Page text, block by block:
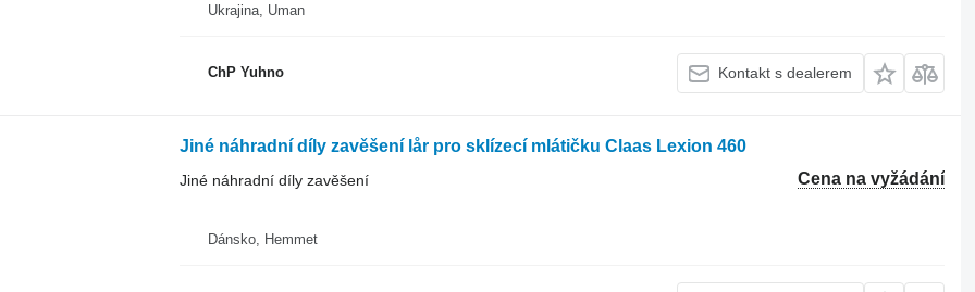
Ukrajina, Uman
ChP Yuhno Kontakt s dealerem
Jiné náhradní díly zavěšení lår pro sklízecí mlátičku Claas Lexion 460
Cena na vyžádání
Jiné náhradní díly zavěšení
Dánsko, Hemmet